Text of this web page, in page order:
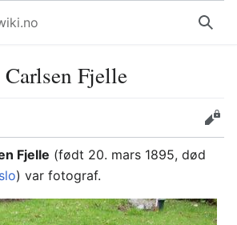
Søk
Fjelle
Rediger
Fjelle (født 20. mars 1895, død
) var fotograf.